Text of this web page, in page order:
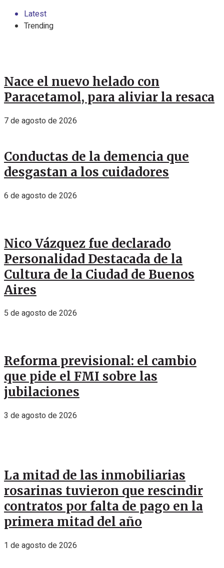
Latest
Trending
Nace el nuevo helado con
Paracetamol, para aliviar la resaca
7 de agosto de 2026
Conductas de la demencia que
desgastan a los cuidadores
6 de agosto de 2026
Nico Vázquez fue declarado
Personalidad Destacada de la
Cultura de la Ciudad de Buenos
Aires
5 de agosto de 2026
Reforma previsional: el cambio
que pide el FMI sobre las
jubilaciones
3 de agosto de 2026
La mitad de las inmobiliarias
rosarinas tuvieron que rescindir
contratos por falta de pago en la
primera mitad del año
1 de agosto de 2026